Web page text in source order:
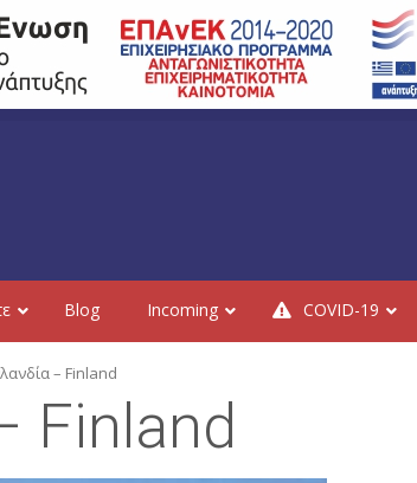
Blog Incoming COVID-19
– Finland
Finland